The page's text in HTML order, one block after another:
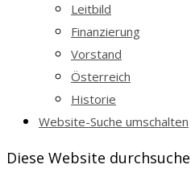
Leitbild
Finanzierung
Vorstand
Österreich
Historie
Website-Suche umschalten
Diese Website